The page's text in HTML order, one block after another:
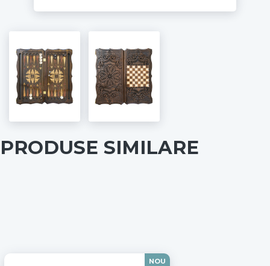
PRODUSE SIMILARE
NOU